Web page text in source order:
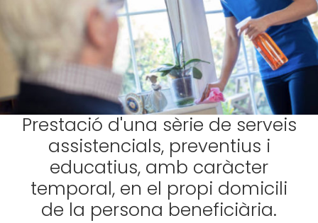
Prestació d'una sèrie de serveis
assistencials, preventius i
educatius, amb caràcter
temporal, en el propi domicili
de la persona beneficiària.